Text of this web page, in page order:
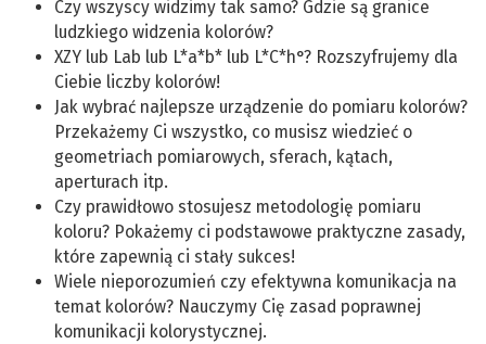
Czy wszyscy widzimy tak samo? Gdzie są granice
ludzkiego widzenia kolorów?
XZY lub Lab lub L*a*b* lub L*C*h°? Rozszyfrujemy dla
Ciebie liczby kolorów!
Jak wybrać najlepsze urządzenie do pomiaru kolorów?
Przekażemy Ci wszystko, co musisz wiedzieć o
geometriach pomiarowych, sferach, kątach,
aperturach itp.
Czy prawidłowo stosujesz metodologię pomiaru
koloru? Pokażemy ci podstawowe praktyczne zasady,
które zapewnią ci stały sukces!
Wiele nieporozumień czy efektywna komunikacja na
temat kolorów? Nauczymy Cię zasad poprawnej
komunikacji kolorystycznej.